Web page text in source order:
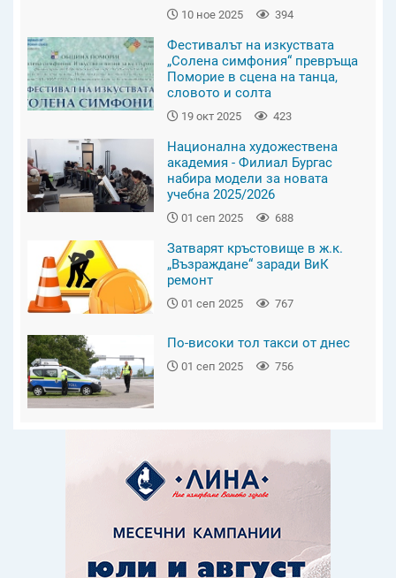
10 ное 2025 394
Фестивалът на изкуствата
„Солена симфония“ превръща
Поморие в сцена на танца,
словото и солта
19 окт 2025 423
Национална художествена
академия - Филиал Бургас
набира модели за новата
учебна 2025/2026
01 сеп 2025 688
Затварят кръстовище в ж.к.
„Възраждане“ заради ВиК
ремонт
01 сеп 2025 767
По-високи тол такси от днес
01 сеп 2025 756